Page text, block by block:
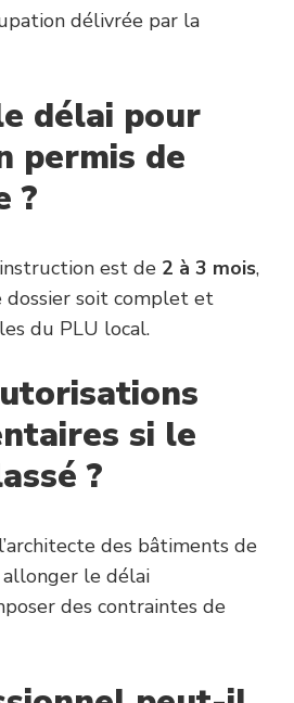
délivrée par la
délai pour
permis de
?
est de 2 à 3 mois,
dossier soit complet et
du PLU local.
si le
?
des bâtiments de
allonger le délai
des contraintes de